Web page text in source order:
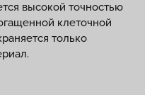
высокой точностью
клеточной
только